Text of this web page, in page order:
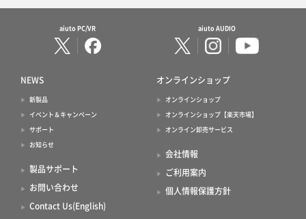
aiuto PC/VR aiuto AUDIO
NEWS
新製品
イベント＆キャンペーン
サポート
お知らせ
製品サポート
お問い合わせ
Contact Us(English)
オンラインショップ
オンラインショップ
オンラインショップ【楽天市場】
オンライン卸売サービス
会社情報
ご利用案内
個人情報保護方針